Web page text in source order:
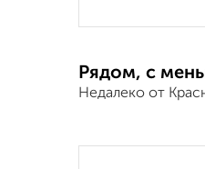
Рядом, с
Недалеко от